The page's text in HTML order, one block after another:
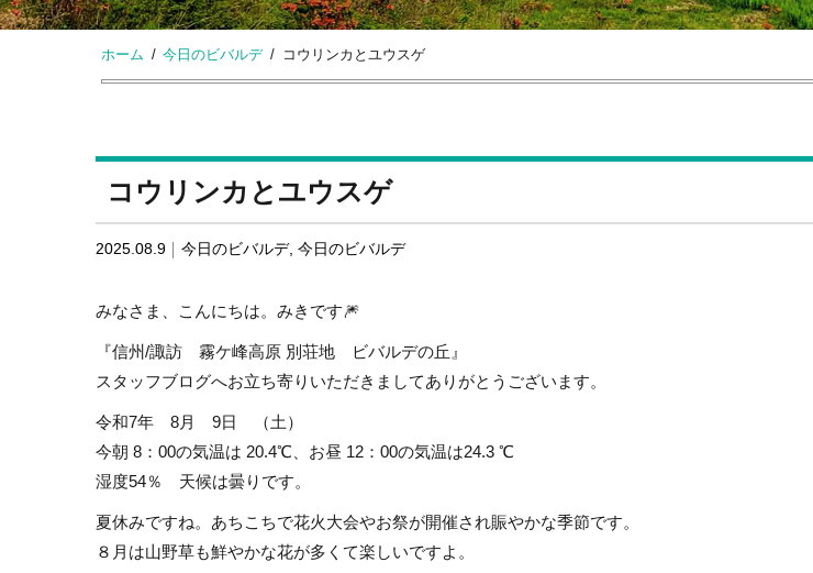
ホーム 今日のビバルデ コウリンカとユウスゲ
コウリンカとユウスゲ
2025.08.9 今日のビバルデ, 今日のビバルデ
みなさま、こんにちは。みきです🎆
『信州/諏訪 霧ケ峰高原 別荘地 ビバルデの丘』
スタッフブログへお立ち寄りいただきましてありがとうございます。
令和7年 8月 9日 （土）
今朝 8：00の気温は 20.4℃、お昼 12：00の気温は24.3 ℃
湿度54％ 天候は曇りです。
夏休みですね。あちこちで花火大会やお祭が開催され賑やかな季節です。
８月は山野草も鮮やかな花が多くて楽しいですよ。